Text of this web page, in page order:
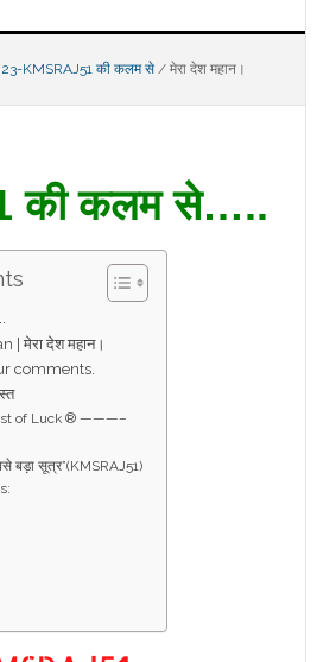
KMSRAJ51 की कलम से /मेरा देश महान।
की कलम से…..
| मेरा देश महान।
comments.
of Luck ® ———–
बड़ा सूत्र”(KMSRAJ51)